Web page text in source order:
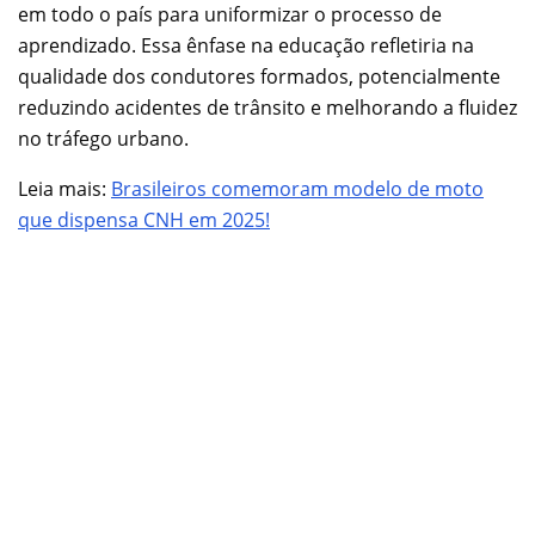
em todo o país para uniformizar o processo de
aprendizado. Essa ênfase na educação refletiria na
qualidade dos condutores formados, potencialmente
reduzindo acidentes de trânsito e melhorando a fluidez
no tráfego urbano.
Leia mais: Brasileiros comemoram modelo de moto
que dispensa CNH em 2025!